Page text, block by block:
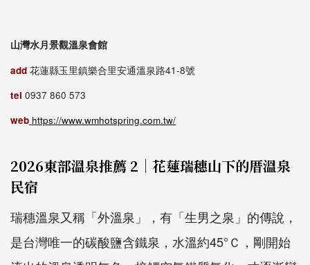
山灣水月景觀溫泉會館
add 花蓮縣玉里鎮樂合里安通溫泉路41-8號
tel 0937 860 573
web https://www.wmhotspring.com.tw/
2026東部溫泉推薦 2｜花蓮瑞穗山下的厝溫泉
民宿
瑞穗溫泉又稱「外溫泉」，有「生男之泉」的傳說，
是台灣唯一的碳酸鹽含鐵泉，水溫約45°Ｃ，剛開始